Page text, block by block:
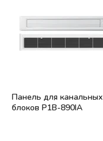
Панель для канальных
блоков P1B-890IA